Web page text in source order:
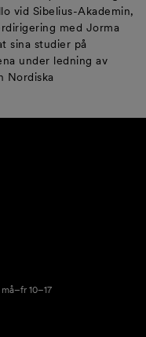
vid Sibelius-Akademin,
med Jorma
sina studier på
under ledning av
Nordiska
må–fr 10–17